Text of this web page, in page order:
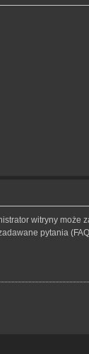
witryny może
pytania